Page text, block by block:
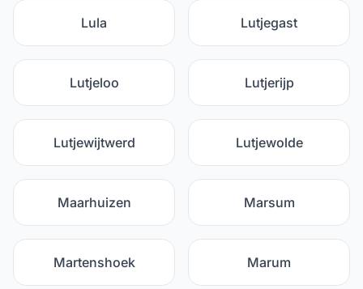
Lula Lutjegast
Lutjeloo Lutjerijp
Lutjewijtwerd Lutjewolde
Maarhuizen Marsum
Martenshoek Marum